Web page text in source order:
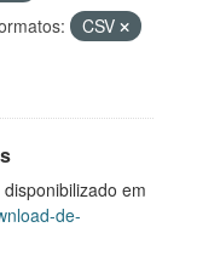
CSV
em
de-